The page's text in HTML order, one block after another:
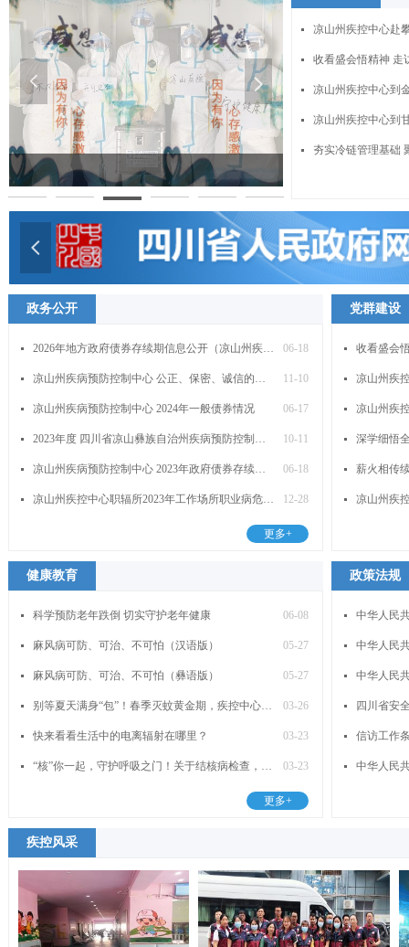
넳 넲
넷
넷 收看盛会悟精神 走
넷 凉山州疾控中心到
넷 凉山州疾控中心到
넷
넳
政务公开
06-18
넷 2026年地方政府债券存续期信息公开（凉山州疾控中心）情况
11-10
넷 凉山州疾病预防控制中心 公正、保密、诚信的承诺
06-17
넷 凉山州疾病预防控制中心 2024年一般债券情况
10-11
넷 2023年度 四川省凉山彝族自治州疾病预防控制中心单位决算公开编制说明
06-18
넷 凉山州疾病预防控制中心 2023年政府债券存续期信息公开
12-28
넷 凉山州疾控中心职辐所2023年工作场所职业病危害因素检测信息公开表
更多+
党群建设
넷 收看盛会
넷 凉山州疾
넷
넷 深学细悟
넷 薪火相传
넷
健康教育
06-08
넷 科学预防老年跌倒 切实守护老年健康
05-27
넷 麻风病可防、可治、不可怕（汉语版）
05-27
넷 麻风病可防、可治、不可怕（彝语版）
03-26
넷 别等夏天满身“包”！春季灭蚊黄金期，疾控中心教你如何灭蚊。
03-23
넷 快来看看生活中的电离辐射在哪里？
03-23
넷 “核”你一起，守护呼吸之门！关于结核病检查，你需要知道这些
更多+
政策法规
넷 中华人民
넷 中华人民
넷 中华人民
넷 四川省安
넷 信访工作
넷 中华人民
疾控风采